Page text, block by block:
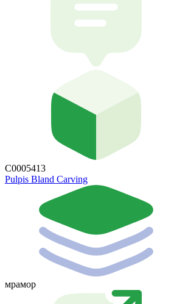
С0005413
Pulpis Bland Carving
мрамор